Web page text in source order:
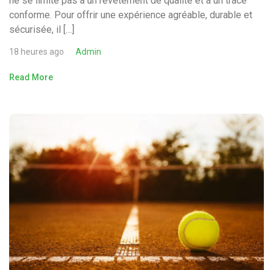
conforme. Pour offrir une expérience agréable, durable et
sécurisée, il […]
18 heures ago Admin
Read More